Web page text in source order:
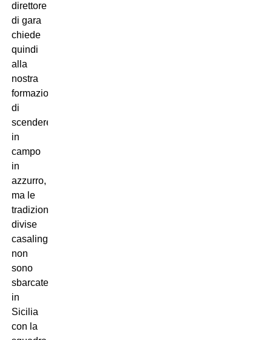
direttore
di gara
chiede
quindi
alla
nostra
formazione
di
scendere
in
campo
in
azzurro,
ma le
tradizionali
divise
casalinghe
non
sono
sbarcate
in
Sicilia
con la